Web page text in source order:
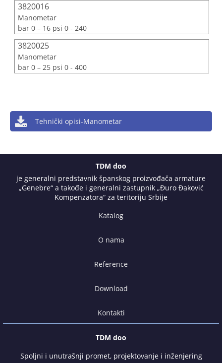
3820016
Manometar
bar 0 – 16 psi 0 - 240
3820025
Manometar
bar 0 – 25 psi 0 - 400
Tehnički opisi-Manometar
TDM doo
je generalni predstavnik španskog proizvođača armature
„Genebre“ a takođe i generalni zastupnik „Đuro Đaković
Kompenzatora“ za teritoriju Srbije
Katalog
O nama
Reference
Download
Kontakti
TDM doo
Spoljni i unutrašnji promet, projektovanje i inženjering